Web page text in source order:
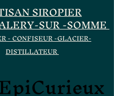
SIROPIER
SUR -SOMME
- CONFISEUR -GLACIER-
DISTILLATEUR